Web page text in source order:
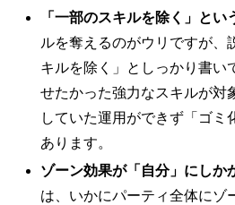
「一部のスキルを除く」とい
ルを奪えるのがウリですが、
キルを除く」としっかり書い
せたかった強力なスキルが対
していた運用ができず「ゴミ
あります。
ゾーン効果が「自分」にしか
は、いかにパーティ全体にゾ